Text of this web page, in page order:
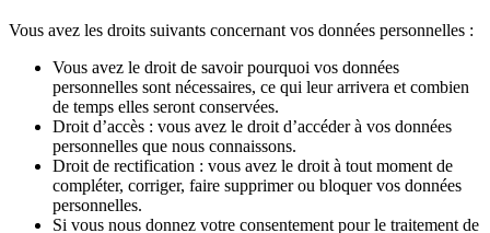
Vous avez les droits suivants concernant vos données personnelles :
Vous avez le droit de savoir pourquoi vos données
personnelles sont nécessaires, ce qui leur arrivera et combien
de temps elles seront conservées.
Droit d’accès : vous avez le droit d’accéder à vos données
personnelles que nous connaissons.
Droit de rectification : vous avez le droit à tout moment de
compléter, corriger, faire supprimer ou bloquer vos données
personnelles.
Si vous nous donnez votre consentement pour le traitement de